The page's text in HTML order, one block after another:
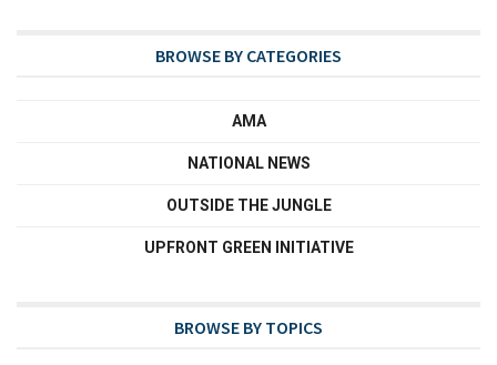
BROWSE BY CATEGORIES
AMA
NATIONAL NEWS
OUTSIDE THE JUNGLE
UPFRONT GREEN INITIATIVE
BROWSE BY TOPICS